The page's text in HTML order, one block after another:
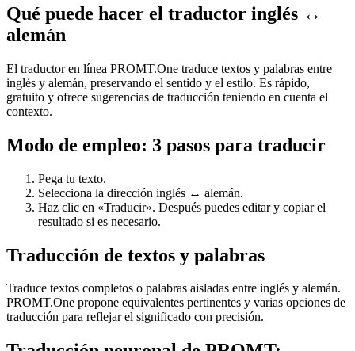
Qué puede hacer el traductor inglés ↔
alemán
El traductor en línea PROMT.One traduce textos y palabras entre
inglés y alemán, preservando el sentido y el estilo. Es rápido,
gratuito y ofrece sugerencias de traducción teniendo en cuenta el
contexto.
Modo de empleo: 3 pasos para traducir
Pega tu texto.
Selecciona la dirección inglés ↔ alemán.
Haz clic en «Traducir». Después puedes editar y copiar el
resultado si es necesario.
Traducción de textos y palabras
Traduce textos completos o palabras aisladas entre inglés y alemán.
PROMT.One propone equivalentes pertinentes y varias opciones de
traducción para reflejar el significado con precisión.